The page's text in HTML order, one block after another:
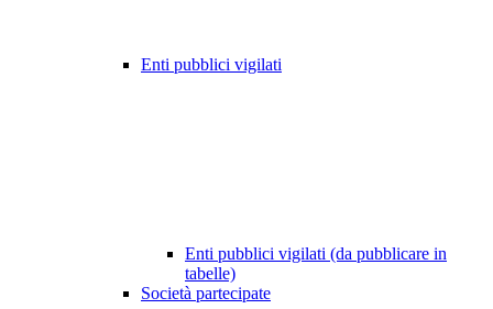
Enti pubblici vigilati
Enti pubblici vigilati (da pubblicare in
tabelle)
Società partecipate